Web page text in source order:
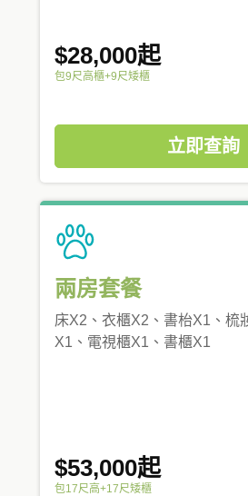
$28,000起
包9尺高櫃+9尺矮櫃
立即查詢
兩房套餐
床X2、衣櫃X2、書枱X1、梳
X1、電視櫃X1、書櫃X1
$53,000起
包17尺高+17尺矮櫃